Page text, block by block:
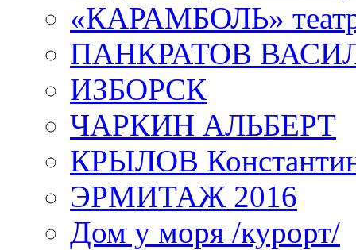
«КАРАМБОЛЬ»
ПАНКРАТОВ
ИЗБОРСК
ЧАРКИН АЛЬБЕРТ
КРЫЛОВ
ЭРМИТАЖ 2016
Дом у моря /курорт/